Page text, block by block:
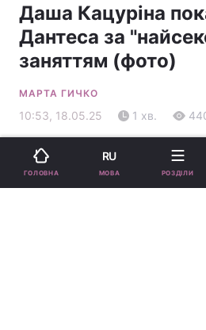
Даша Кацуріна
Дантеса за
заняттям (фото)
МАРТА ГИЧКО
10:53, 18.05.25 1 хв.
Підпишіться на
ГОЛОВНА
RU
МОВА РОЗДІЛИ